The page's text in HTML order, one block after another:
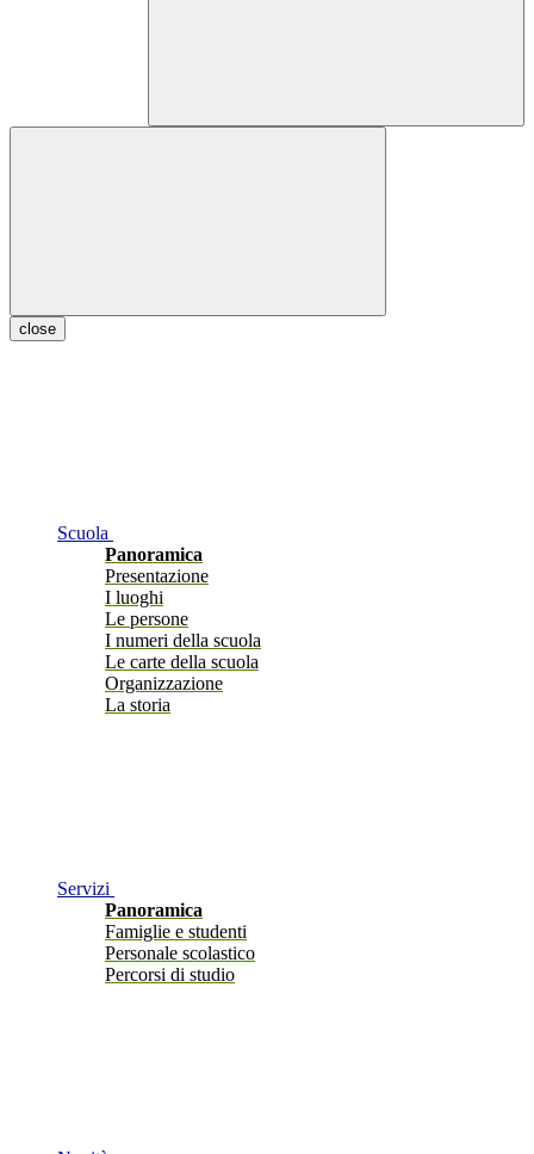
close
Scuola
Panoramica
Presentazione
I luoghi
Le persone
I numeri della scuola
Le carte della scuola
Organizzazione
La storia
Servizi
Panoramica
Famiglie e studenti
Personale scolastico
Percorsi di studio